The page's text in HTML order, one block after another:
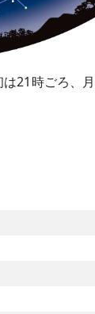
21時ごろ、